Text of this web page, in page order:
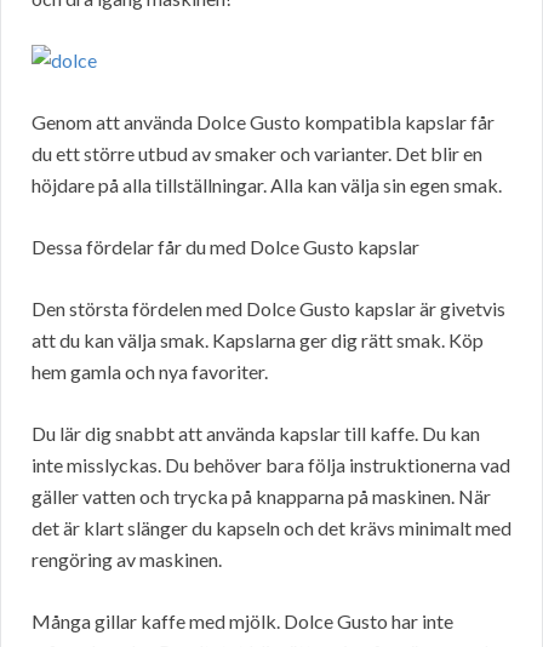
Genom att använda Dolce Gusto kompatibla kapslar får
du ett större utbud av smaker och varianter. Det blir en
höjdare på alla tillställningar. Alla kan välja sin egen smak.
Dessa fördelar får du med Dolce Gusto kapslar
Den största fördelen med Dolce Gusto kapslar är givetvis
att du kan välja smak. Kapslarna ger dig rätt smak. Köp
hem gamla och nya favoriter.
Du lär dig snabbt att använda kapslar till kaffe. Du kan
inte misslyckas. Du behöver bara följa instruktionerna vad
gäller vatten och trycka på knapparna på maskinen. När
det är klart slänger du kapseln och det krävs minimalt med
rengöring av maskinen.
Många gillar kaffe med mjölk. Dolce Gusto har inte